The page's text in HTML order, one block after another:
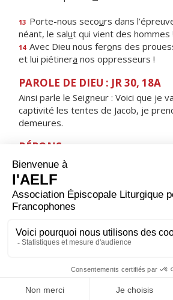
13 Porte-nous secours dans
néant, le salut qui vient des hommes !
14 Avec Dieu nous ferons des
et lui piétinera nos oppresseurs !
PAROLE DE DIEU : JR 30, 18A
Ainsi parle le Seigneur : Voici que je
captivité les tentes de Jacob, je
demeures.
RÉPONS
V/ Le Seigneur apparaîtra dans sa
le peuple nouveau chantera son Dieu.
ORAISON
Tiens ton peuple éveillé, Seigneur,
garder au cœur toutes lumières de foi